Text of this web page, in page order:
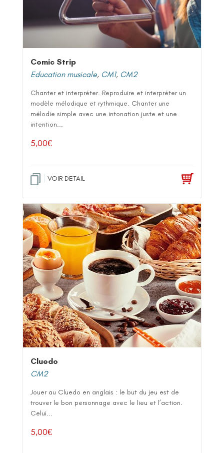
Comic Strip
Education musicale, CM1, CM2
Chanter et interpréter. Reproduire et interpréter un
modèle mélodique et rythmique. Chanter une
mélodie simple avec une intonation juste et une
intention...
5,00€
VOIR DETAIL
Cluedo
CM2
Jouer au Cluedo en anglais : le but du jeu est de
trouver le bon personnage avec le lieu et l’action.
Celui...
5,00€